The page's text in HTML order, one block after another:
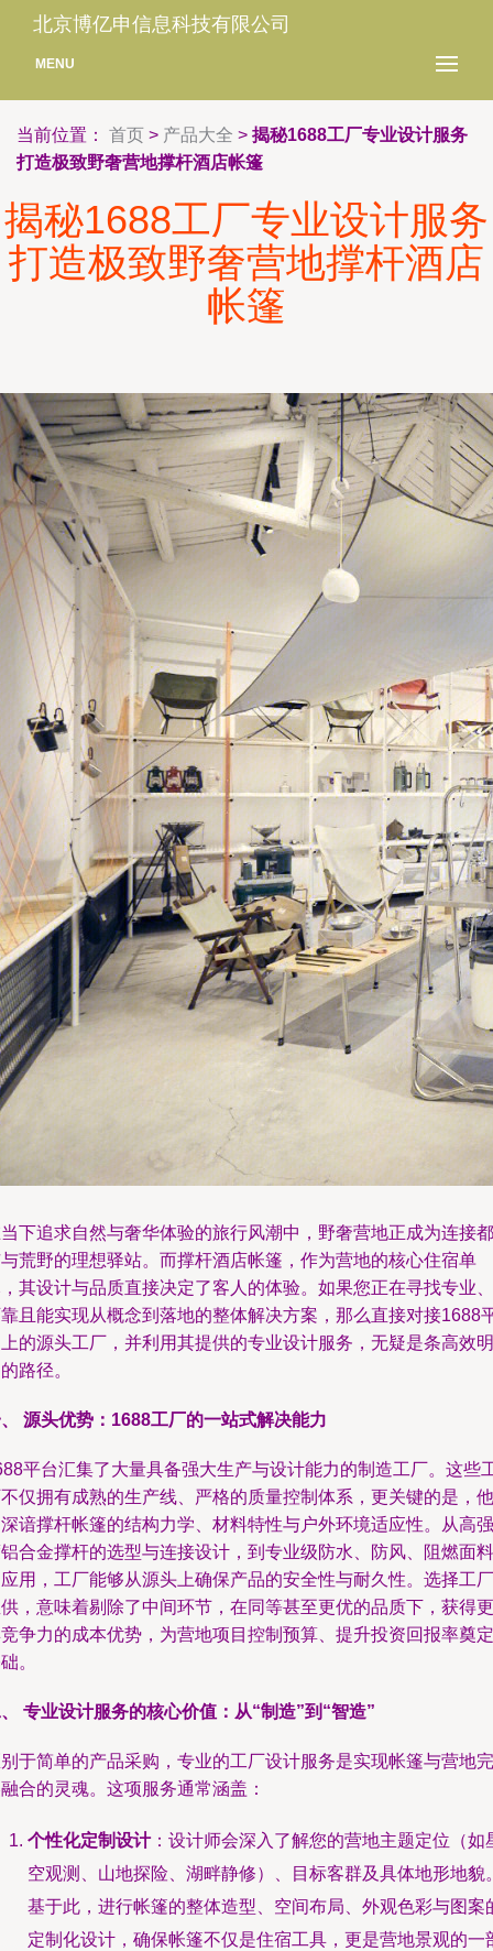
北京博亿申信息科技有限公司
MENU
当前位置： 首页 > 产品大全 > 揭秘1688工厂专业设计服务
打造极致野奢营地撑杆酒店帐篷
揭秘1688工厂专业设计服务
打造极致野奢营地撑杆酒店
帐篷
下追求自然与奢华体验的旅行风潮中，野奢营地正成为连接都
荒野的理想驿站。而撑杆酒店帐篷，作为营地的核心住宿单
其设计与品质直接决定了客人的体验。如果您正在寻找专业、
且能实现从概念到落地的整体解决方案，那么直接对接1688
的源头工厂，并利用其提供的专业设计服务，无疑是条高效明
路径。
源头优势：1688工厂的一站式解决能力
平台汇集了大量具备强大生产与设计能力的制造工厂。这些
仅拥有成熟的生产线、严格的质量控制体系，更关键的是，他
谙撑杆帐篷的结构力学、材料特性与户外环境适应性。从高强
合金撑杆的选型与连接设计，到专业级防水、防风、阻燃面料
用，工厂能够从源头上确保产品的安全性与耐久性。选择工厂
，意味着剔除了中间环节，在同等甚至更优的品质下，获得更
争力的成本优势，为营地项目控制预算、提升投资回报率奠定
。
专业设计服务的核心价值：从“制造”到“智造”
于简单的产品采购，专业的工厂设计服务是实现帐篷与营地完
合的灵魂。这项服务通常涵盖：
个性化定制设计：设计师会深入了解您的营地主题定位（如
空观测、山地探险、湖畔静修）、目标客群及具体地形地貌
基于此，进行帐篷的整体造型、空间布局、外观色彩与图案
定制化设计，确保帐篷不仅是住宿工具，更是营地景观的一